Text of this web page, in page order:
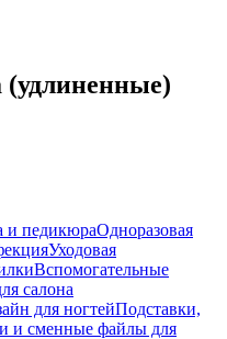
и педикюраОдноразовая
Уходовая
Вспомогательные
салона
для ногтейПодставки,
и сменные файлы для